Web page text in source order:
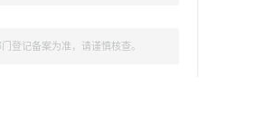
登记备案为准，请谨慎核查。